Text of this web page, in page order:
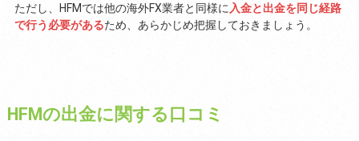
ただし、HFMでは他の海外FX業者と同様に 入金と出金を同じ経路
で行う必要があるため、あらかじめ把握しておきましょう。
HFMの出金に関する口コミ